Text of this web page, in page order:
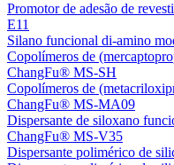
Promotor de adesão de
E11
Silano funcional di-amino
Copolímeros de
ChangFu® MS-SH
Copolímeros de
ChangFu® MS-MA09
Dispersante de siloxano
ChangFu® MS-V35
Dispersante polimérico de